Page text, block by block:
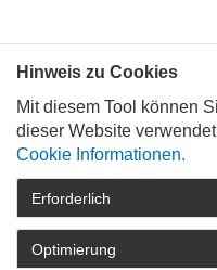
STARTSEITE
DETAIL
Hinweis zu Cookies
Mit diesem Tool können
dieser Website
Cookie Informationen.
Erforderlich
Optimierung